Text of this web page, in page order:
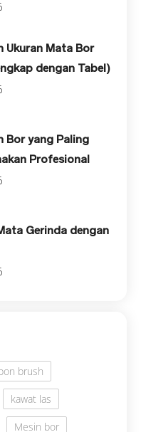
Ukuran Mata Bor
dengan Tabel)
Bor yang Paling
Profesional
Gerinda dengan
brush
kawat las
Mesin bor